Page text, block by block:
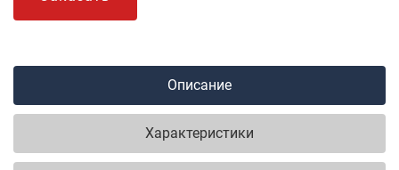
Описание
Характеристики